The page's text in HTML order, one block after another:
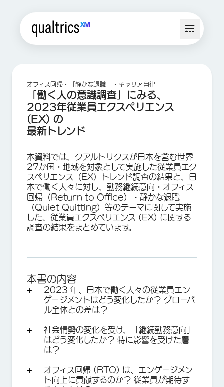
オフィス回帰・「静かな退職」・キャリア自律
「働く人の意識調査」にみる、
2023年従業員エクスペリエンス
(EX) の
最新トレンド
本資料では、クアルトリクスが日本を含む世界
27か国・地域を対象として実施した従業員エク
スペリエンス（EX）トレンド調査の結果と、日
本で働く人々に対し、勤務継続意向・オフィス
回帰（Return to Office）・静かな退職
（Quiet Quitting）等のテーマに関して実施
した、従業員エクスペリエンス (EX) に関する
調査の結果をまとめています。
本書の内容
2023 年、日本で働く人々の従業員エン
ゲージメントはどう変化したか？ グローバ
ル全体との差は？
社会情勢の変化を受け、「継続勤務意向」
はどう変化したか？ 特に影響を受けた層
は？
オフィス回帰 (RTO) は、エンゲージメン
ト向上に貢献するのか？ 従業員が期待す